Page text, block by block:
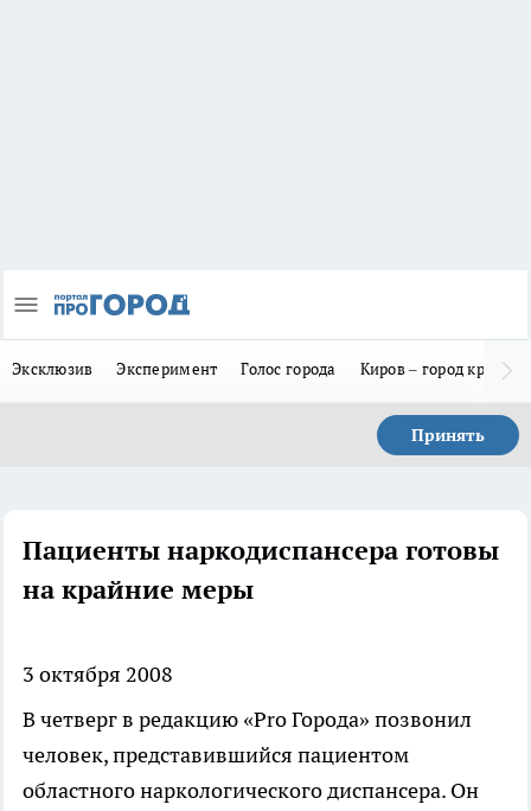
Эксклюзив Эксперимент Голос города Киров – город
Принять
Пациенты наркодиспансера готовы
на крайние меры
3 октября 2008
В четверг в редакцию «Pro Города» позвонил
человек, представившийся пациентом
областного наркологического диспансера. Он